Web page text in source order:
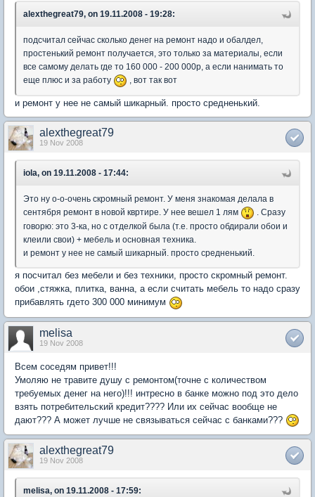
alexthegreat79, on 19.11.2008 - 19:28:
подсчитал сейчас сколько денег на ремонт надо и обалдел,
простенький ремонт получается, это только за материалы, если
все самому делать где то 160 000 - 200 000р, а если нанимать то
еще плюс и за работу
, вот так вот
и ремонт у нее не самый шикарный. просто средненький.
alexthegreat79
19 Nov 2008
iola, on 19.11.2008 - 17:44:
Это ну о-о-очень скромный ремонт. У меня знакомая делала в
сентября ремонт в новой квртире. У нее вешел 1 лям
. Сразу
говорю: это 3-ка, но с отделкой была (т.е. просто обдирали обои и
клеили свои) + мебель и основная техника.
и ремонт у нее не самый шикарный. просто средненький.
я посчитал без мебели и без техники, просто скромный ремонт.
обои ,стяжка, плитка, ванна, а если считать мебель то надо сразу
прибавлять гдето 300 000 минимум
melisa
19 Nov 2008
Всем соседям привет!!!
Умоляю не травите душу с ремонтом(точне с количеством
требуемых денег на него)!!! интресно в банке можно под это дело
взять потребительский кредит???? Или их сейчас вообще не
дают??? А может лучше не связываться сейчас с банками???
alexthegreat79
19 Nov 2008
melisa, on 19.11.2008 - 17:59: